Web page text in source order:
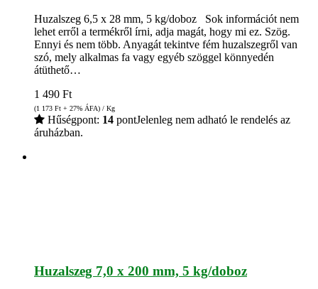
Huzalszeg 6,5 x 28 mm, 5 kg/doboz Sok információt nem
lehet erről a termékről írni, adja magát, hogy mi ez. Szög.
Ennyi és nem több. Anyagát tekintve fém huzalszegről van
szó, mely alkalmas fa vagy egyéb szöggel könnyedén
átüthető…
1 490 Ft
(1 173 Ft + 27% ÁFA) / Kg
Hűségpont: 14 pontJelenleg nem adható le rendelés az
áruházban.
Huzalszeg 7,0 x 200 mm, 5 kg/doboz